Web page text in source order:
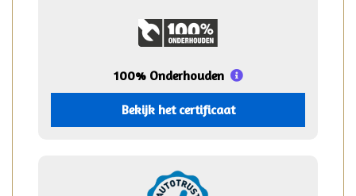
100% Onderhouden
Bekijk het certificaat